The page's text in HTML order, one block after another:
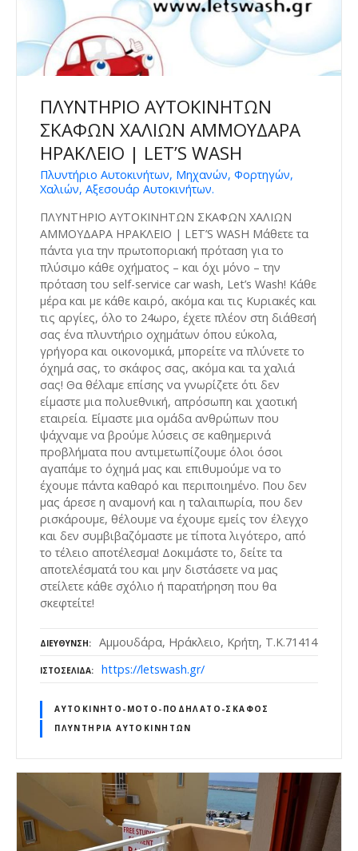
ΠΛΥΝΤΗΡΙΟ ΑΥΤΟΚΙΝΗΤΩΝ
ΣΚΑΦΩΝ ΧΑΛΙΩΝ ΑΜΜΟΥΔΑΡΑ
ΗΡΑΚΛΕΙΟ | LET’S WASH
Πλυντήριο Αυτοκινήτων, Μηχανών, Φορτηγών,
Χαλιών, Αξεσουάρ Αυτοκινήτων.
ΠΛΥΝΤΗΡΙΟ ΑΥΤΟΚΙΝΗΤΩΝ ΣΚΑΦΩΝ ΧΑΛΙΩΝ
ΑΜΜΟΥΔΑΡΑ ΗΡΑΚΛΕΙΟ | LET’S WASH Μάθετε τα
πάντα για την πρωτοποριακή πρόταση για το
πλύσιμο κάθε οχήματος – και όχι μόνο – την
πρόταση του self-service car wash, Let’s Wash! Κάθε
μέρα και με κάθε καιρό, ακόμα και τις Κυριακές και
τις αργίες, όλο το 24ωρο, έχετε πλέον στη διάθεσή
σας ένα πλυντήριο οχημάτων όπου εύκολα,
γρήγορα και οικονομικά, μπορείτε να πλύνετε το
όχημά σας, το σκάφος σας, ακόμα και τα χαλιά
σας! Θα θέλαμε επίσης να γνωρίζετε ότι δεν
είμαστε μια πολυεθνική, απρόσωπη και χαοτική
εταιρεία. Είμαστε μια ομάδα ανθρώπων που
ψάχναμε να βρούμε λύσεις σε καθημερινά
προβλήματα που αντιμετωπίζουμε όλοι όσοι
αγαπάμε το όχημά μας και επιθυμούμε να το
έχουμε πάντα καθαρό και περιποιημένο. Που δεν
μας άρεσε η αναμονή και η ταλαιπωρία, που δεν
ρισκάρουμε, θέλουμε να έχουμε εμείς τον έλεγχο
και δεν συμβιβαζόμαστε με τίποτα λιγότερο, από
το τέλειο αποτέλεσμα! Δοκιμάστε το, δείτε τα
αποτελέσματά του και μην διστάσετε να μας
στείλετε κάθε σχόλιο ή παρατήρηση που θα
σκεφτείτε!
ΔΙΕΎΘΥΝΣΗ Αμμουδάρα, Ηράκλειο, Κρήτη, Τ.Κ.71414
ΙΣΤΟΣΕΛΊΔΑ https://letswash.gr/
ΑΥΤΟΚΊΝΗΤΟ-ΜΌΤΟ-ΠΟΔΉΛΑΤΟ-ΣΚΆΦΟΣ
ΠΛΥΝΤΉΡΙΑ ΑΥΤΟΚΙΝΉΤΩΝ